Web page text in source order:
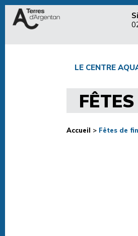
LE CENTRE
Accueil > Fêtes de